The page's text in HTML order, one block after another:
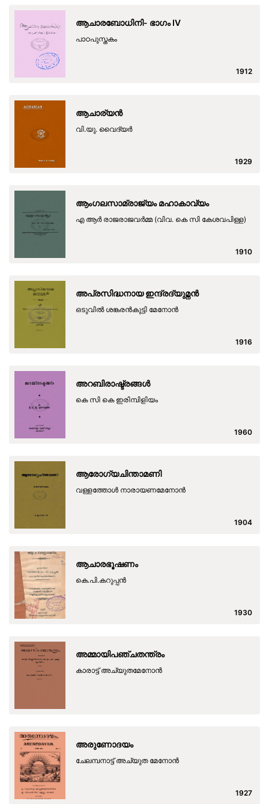
ആചാരബോധിനി- ഭാഗം IV
പാഠപുസ്തകം
1912
ആചാര്യൻ
വി.യു. വൈദ്യർ
1929
ആംഗലസാമ്രാജ്യം മഹാകാവ്യം
എ ആർ രാജരാജവർമ്മ (വിവ. കെ സി കേശവപിള്ള)
1910
അപ്രസിദ്ധനായ ഇന്ദ്രദ്യുമ്നൻ
ഒടുവിൽ ശങ്കരൻകുട്ടി മേനോൻ
1916
അറബിരാഷ്ട്രങ്ങൾ
കെ സി കെ ഇരിമ്പിളിയം
1960
ആരോഗ്യചിന്താമണി
വള്ളത്തോൾ നാരായണമേനോൻ
1904
ആചാരഭൂഷണം
കെ.പി.കറുപ്പന്‍
1930
അമ്മായിപഞ്ചതന്ത്രം
കാരാട്ട് അച്യുതമേനോന്‍
അരുണോദയം
ചേലമ്പനാട്ട് അച്യുത മേനോൻ
1927